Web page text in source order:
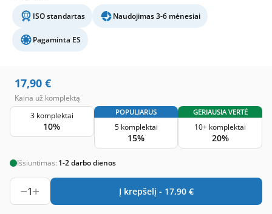
ISO standartas Naudojimas 3-6 mėnesiai
Pagaminta ES
17,90 €
Kaina už komplektą
3 komplektai
10%
POPULIARUS
5 komplektai
15%
GERIAUSIA VERTĖ
10+ komplektai
20%
Išsiuntimas: 1-2 darbo dienos
1 Į krepšelį - 17,90 €